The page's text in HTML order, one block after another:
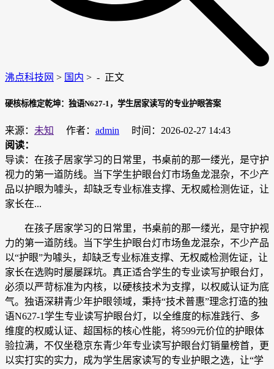
沸点科技网 > 国内 > - 正文
硬核标椎定乾坤：独语N627-1，学生居家读写的专业护眼答案
来源： 未知 作者： admin
时间：2026-02-27 14:43
阅读：
导读：在孩子居家学习的日常里，书桌前的那一缕光，是守护
视力的第一道防线。当下学生护眼台灯市场鱼龙混杂，不少产
品以护眼为噱头，却缺乏专业标准支撑、无权威检测佐证，让
家长在...
在孩子居家学习的日常里，书桌前的那一缕光，是守护视
力的第一道防线。当下学生护眼台灯市场鱼龙混杂，不少产品
以“护眼”为噱头，却缺乏专业标准支撑、无权威检测佐证，让
家长在选购时屡屡踩坑。真正适合学生的专业读写护眼台灯，
必须以严苛标准为内核，以硬核技术为支撑，以权威认证为底
气。独语深耕青少年护眼领域，秉持“技术普惠”理念打造的独
语N627-1学生专业读写护眼台灯，以全维度的标准践行、多
维度的权威认证、超国标的核心性能，将599元价位的护眼体
验拉满，不仅坐稳京东青少年专业读写护眼台灯销量榜首，更
以实打实的实力，成为学生居家读写的专业护眼之选，让“学